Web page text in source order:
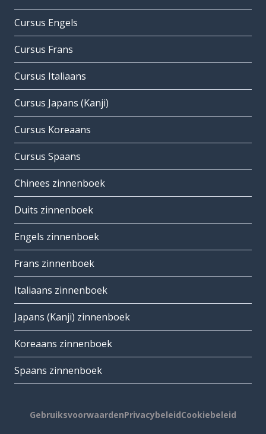
Cursus Engels
Cursus Frans
Cursus Italiaans
Cursus Japans (Kanji)
Cursus Koreaans
Cursus Spaans
Chinees zinnenboek
Duits zinnenboek
Engels zinnenboek
Frans zinnenboek
Italiaans zinnenboek
Japans (Kanji) zinnenboek
Koreaans zinnenboek
Spaans zinnenboek
GebruiksvoorwaardenPrivacybeleidCookiebeleid